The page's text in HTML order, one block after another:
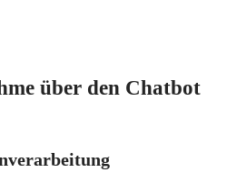
über den Chatbot